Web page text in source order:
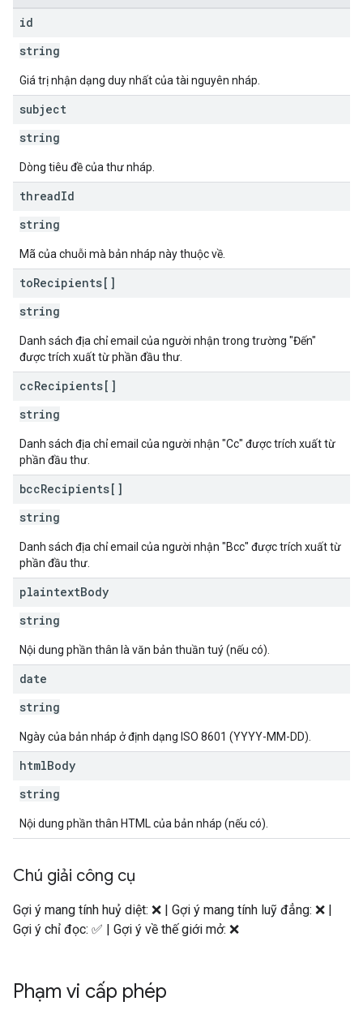
id
string
Giá trị nhận dạng duy nhất của tài nguyên nháp.
subject
string
Dòng tiêu đề của thư nháp.
threadId
string
Mã của chuỗi mà bản nháp này thuộc về.
toRecipients[]
string
Danh sách địa chỉ email của người nhận trong trường "Đến"
được trích xuất từ phần đầu thư.
ccRecipients[]
string
Danh sách địa chỉ email của người nhận "Cc" được trích xuất từ
phần đầu thư.
bccRecipients[]
string
Danh sách địa chỉ email của người nhận "Bcc" được trích xuất từ
phần đầu thư.
plaintextBody
string
Nội dung phần thân là văn bản thuần tuý (nếu có).
date
string
Ngày của bản nháp ở định dạng ISO 8601 (YYYY-MM-DD).
htmlBody
string
Nội dung phần thân HTML của bản nháp (nếu có).
Chú giải công cụ
Gợi ý mang tính huỷ diệt: ❌ | Gợi ý mang tính luỹ đẳng: ❌ |
Gợi ý chỉ đọc: ✅ | Gợi ý về thế giới mở: ❌
Phạm vi cấp phép